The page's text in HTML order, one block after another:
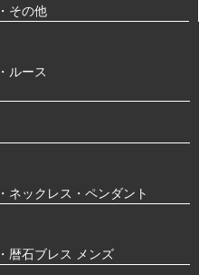
・その他
・ルース
・ネックレス・ペンダント
・暦石ブレス メンズ